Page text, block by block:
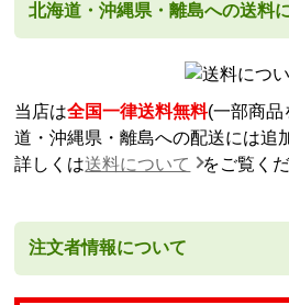
北海道・沖縄県・離島への送料
当店は全国一律送料無料(一部商品
道・沖縄県・離島への配送には追
詳しくは送料について をご覧くだ
注文者情報について